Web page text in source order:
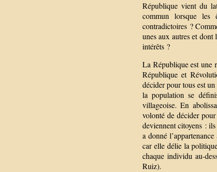
République vient du
commun lorsque les
contradictoires ?
unes aux autres et dont
intérêts ?
La République est une
République et
décider pour tous est
la population se
villageoise. En
volonté de décider
deviennent citoyens :
a donné
car elle délie la
chaque individu au-
Ruiz).